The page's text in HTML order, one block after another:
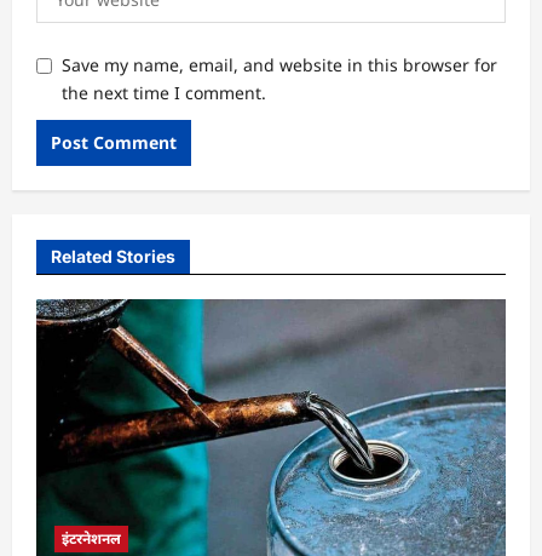
Save my name, email, and website in this browser for
the next time I comment.
Related Stories
इंटरनेशनल